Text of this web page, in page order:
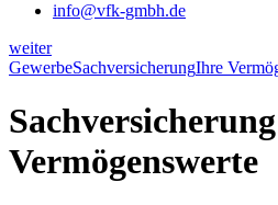
info@vfk-gmbh.de
weiter
GewerbeSachversicherungIhre
Vermögenswerte